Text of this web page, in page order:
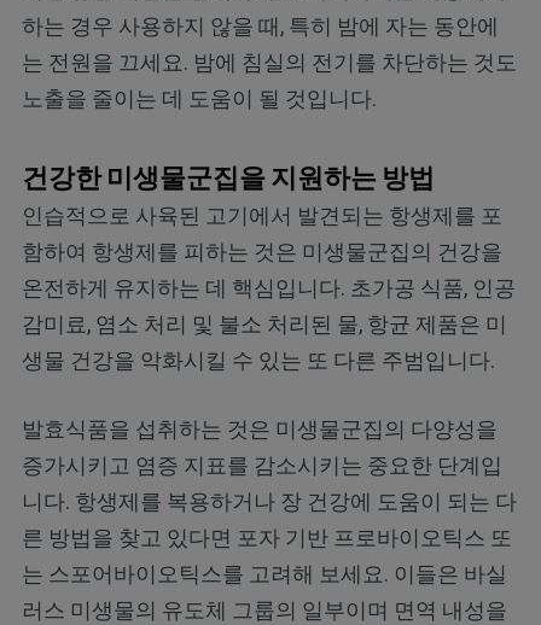
하는 경우 사용하지 않을 때, 특히 밤에 자는 동안에
는 전원을 끄세요. 밤에 침실의 전기를 차단하는 것도
노출을 줄이는 데 도움이 될 것입니다.
건강한 미생물군집을 지원하는 방법
인습적으로 사육된 고기에서 발견되는 항생제를 포
함하여 항생제를 피하는 것은 미생물군집의 건강을
온전하게 유지하는 데 핵심입니다. 초가공 식품, 인공
감미료, 염소 처리 및 불소 처리된 물, 항균 제품은 미
생물 건강을 악화시킬 수 있는 또 다른 주범입니다.
발효식품을 섭취하는 것은 미생물군집의 다양성을
증가시키고 염증 지표를 감소시키는 중요한 단계입
니다. 항생제를 복용하거나 장 건강에 도움이 되는 다
른 방법을 찾고 있다면 포자 기반 프로바이오틱스 또
는 스포어바이오틱스를 고려해 보세요. 이들은 바실
러스 미생물의 유도체 그룹의 일부이며 면역 내성을